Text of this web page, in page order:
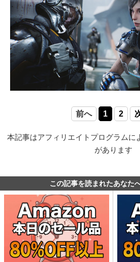
前へ 1 2
本記事はアフィリエイトプログラムに
があります
この記事を読まれたあなた